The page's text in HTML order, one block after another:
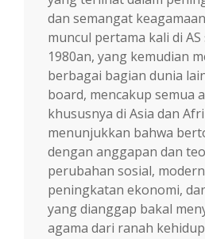
dan semangat
muncul pertama kali di
1980an, yang kemudian
berbagai bagian dunia
board, mencakup semua
khususnya di Asia dan
menunjukkan bahwa
dengan anggapan dan
perubahan sosial,
peningkatan ekonomi,
yang dianggap bakal
agama dari ranah